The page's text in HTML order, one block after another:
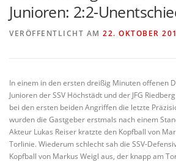
ABTEILUNGSLEITUNG
KONTAKT
Junioren: 2:2-
VERÖFFENTLICHT AM 22. OKTOBER
In einem in den ersten dreißig Minuten offenen
Junioren der SSV Höchstädt und der JFG
bei den ersten beiden Angriffen die letzte
wurden die Gastgeber erstmals nach einem
Akteur Lukas Reiser kratzte den Kopfball von
Torlinie. Wiederum schlecht sah die SSV-
Kopfball von Markus Weigl aus, der knapp am